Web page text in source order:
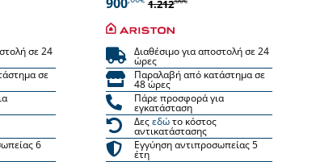
σε 24
σε
6
1.212
Διαθέσιμο για αποστολή σε 24
ώρες
Παραλαβή από κατάστημα σε
48 ώρες
Πάρε προσφορά για
εγκατάσταση
Δεςεδώτο κόστος
αντικατάστασης
Εγγύηση αντιπροσωπείας 5
έτη